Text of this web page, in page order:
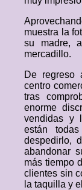
muestra la
su madre,
mercadillo.
De regreso
centro
tras
enorme
vendidas y
están
despedirlo,
abandonar
más tiempo
clientes sin
la taquilla y